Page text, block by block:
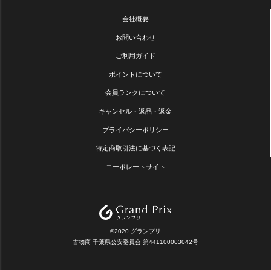
会社概要
お問い合わせ
ご利用ガイド
ポイントについて
会員ランクについて
キャンセル・返品・返金
プライバシーポリシー
特定商取引法に基づく表記
コーポレートサイト
©2020 グランプリ
古物商 千葉県公安委員会 第441100003042号